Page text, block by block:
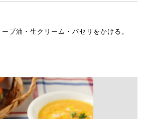
ブ油・生クリーム・パセリをかける。